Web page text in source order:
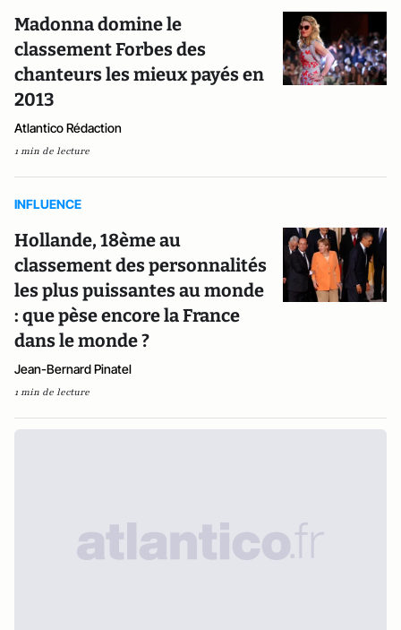
Madonna domine le
classement Forbes des
chanteurs les mieux payés en
2013
Atlantico Rédaction
1 min de lecture
INFLUENCE
Hollande, 18ème au
classement des personnalités
les plus puissantes au monde
: que pèse encore la France
dans le monde ?
Jean-Bernard Pinatel
1 min de lecture